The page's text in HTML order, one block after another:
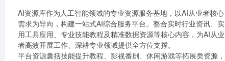
AI资源库作为人工智能领域的专业资源服务基地，以AI从业者核心
需求为导向，构建一站式AI综合服务平台。整合实时行业资讯、实
用工具应用、专业技能教程及精准数据资源等核心内容，为AI从业
者高效开展工作、深耕专业领域提供全方位支撑。
平台资源囊括技能提升教程、影视番剧、休闲游戏等拓展类资源，